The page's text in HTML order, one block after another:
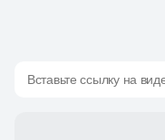
Вставьте ссылку на